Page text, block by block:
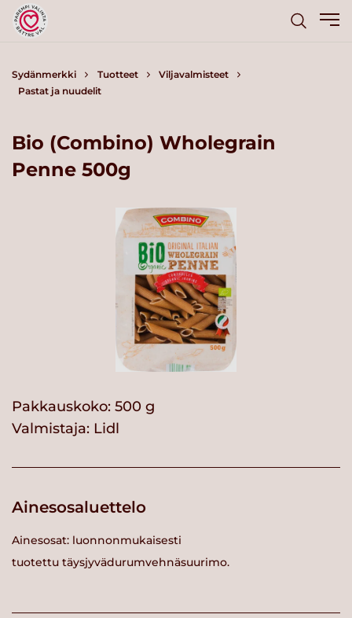
Sydänmerkki Tuotteet
Viljavalmisteet
Pastat ja nuudelit
Bio (Combino) Wholegrain
Penne 500g
Pakkauskoko: 500 g
Valmistaja: Lidl
Ainesosaluettelo
Ainesosat: luonnonmukaisesti
tuotettu täysjyvädurumvehnäsuurimo.